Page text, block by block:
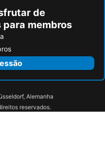
de
membros
Alemanha
reservados.